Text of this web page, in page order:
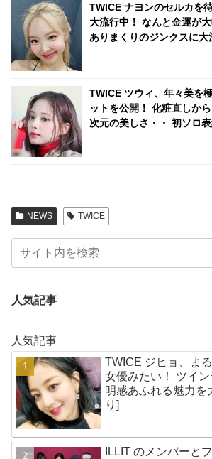
TWICE ナヨンのセルカを
大流行中！ なんと金運が
ありまくりのジンクスに大
TWICE ツウィ、年々美を
ットを公開！ 化粧直しか
次元の美しさ・・ 初ソロ
NEWS TWICE
人気記事
人気記事
TWICE ジヒョ、ま
女優みたい！ ツイ
明感あふれる魅力を
り]
ILLIT のメンバーと